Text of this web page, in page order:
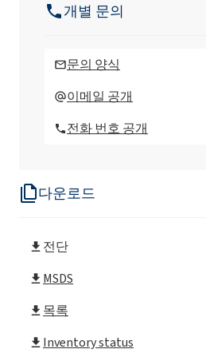
다운로드
전단
MSDS
목록
Inventory status
ROKAnol®LP200 (폴
테르)
개별 문의
문의 양식
이메일 공개
전화 번호 공개